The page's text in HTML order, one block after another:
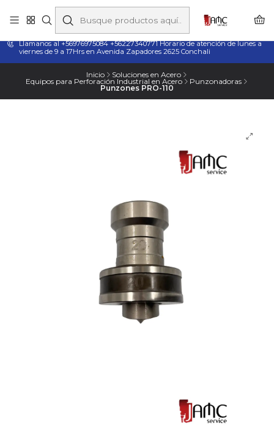
Taladros Magnéticos en Chile | Venta, Arriendo y Servicio
Técnico
Llamanos al +56976975084 +56227340771 Horario de atención de lunes a
viernes de 9 a 17Hrs en Avenida Zapadores 2625 Conchali
Inicio Soluciones en Acero
Equipos para Perforación Industrial en Acero Punzonadoras
Punzones PRO-110